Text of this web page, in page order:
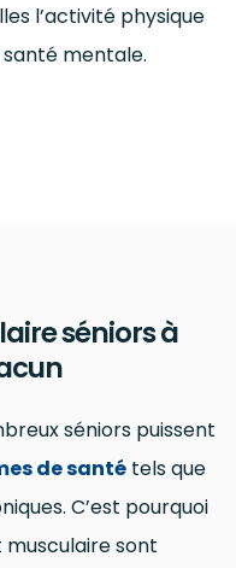
l’activité physique
mentale.
séniors à
séniors puissent
de santé tels que
C’est pourquoi
sont